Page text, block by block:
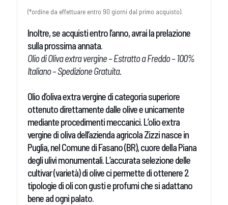
(*ordine da effettuare entro 90 giorni dal primo acquisto).
Inoltre, se acquisti entro l’anno, avrai la prelazione
sulla prossima annata.
Olio di Oliva extra vergine – Estratto a Freddo – 100%
Italiano – Spedizione Gratuita.
Olio d’oliva extra vergine di categoria superiore
ottenuto direttamente dalle olive e unicamente
mediante procedimenti meccanici. L’olio extra
vergine di oliva dell’azienda agricola Zizzi nasce in
Puglia, nel Comune di Fasano (BR), cuore della Piana
degli ulivi monumentali. L’accurata selezione delle
cultivar (varietà) di olive ci permette di ottenere 2
tipologie di oli con gusti e profumi che si adattano
bene ad ogni palato.